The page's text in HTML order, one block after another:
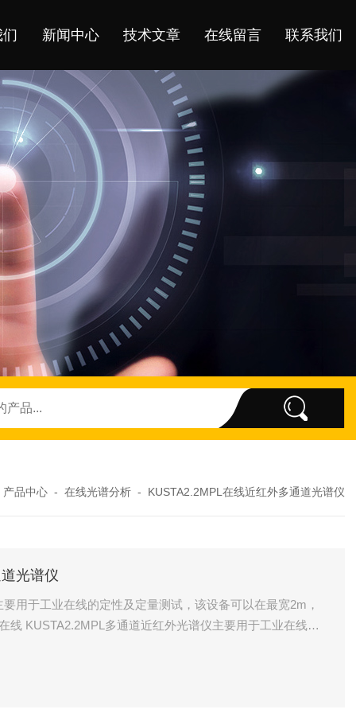
新闻中心 技术文章 在线留言 联系我们
产品中心 - 在线光谱分析 - KUSTA2.2MPL在线近红外多通道光谱仪
光谱仪
用于工业在线的定性及定量测试，该设备可以在最宽2m，
线 KUSTA2.2MPL多通道近红外光谱仪主要用于工业在线的
。根据测量要求选用数据数据评估方法，用于质量控制环